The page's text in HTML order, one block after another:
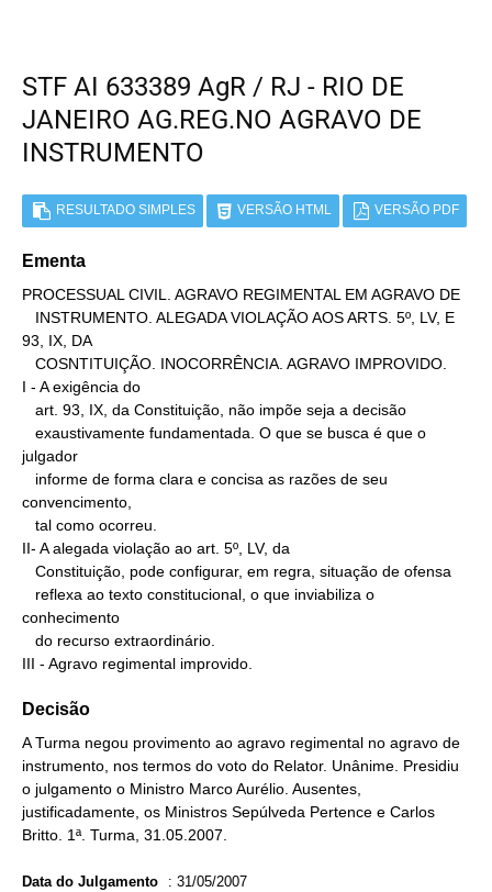
STF AI 633389 AgR / RJ - RIO DE
JANEIRO AG.REG.NO AGRAVO DE
INSTRUMENTO
RESULTADO SIMPLES VERSÃO HTML VERSÃO PDF
Ementa
PROCESSUAL CIVIL. AGRAVO REGIMENTAL EM AGRAVO DE
93, IX, DA
I - A exigência do
julgador
convencimento,
II- A alegada violação ao art. 5º, LV, da
conhecimento
III - Agravo regimental improvido.
Decisão
A Turma negou provimento ao agravo regimental no agravo de
instrumento, nos termos do voto do Relator. Unânime. Presidiu
o julgamento o Ministro Marco Aurélio. Ausentes,
justificadamente, os Ministros Sepúlveda Pertence e Carlos
Britto. 1ª. Turma, 31.05.2007.
Data do Julgamento : 31/05/2007